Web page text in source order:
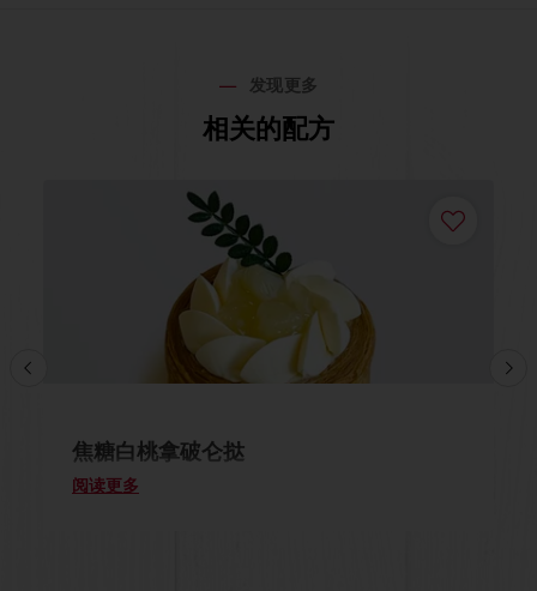
发现更多
相关的配方
焦糖白桃拿破仑挞
阅读更多